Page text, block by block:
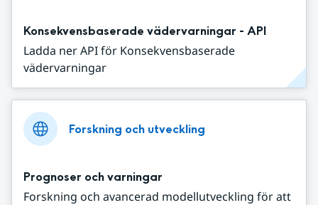
Konsekvensbaserade vädervarningar - API
Ladda ner API för Konsekvensbaserade
vädervarningar
Forskning och utveckling
Prognoser och varningar
Forskning och avancerad modellutveckling för att